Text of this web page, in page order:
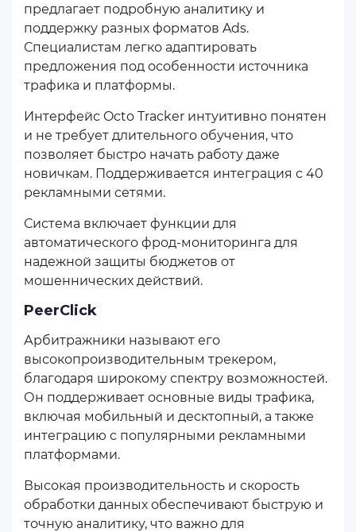
предлагает подробную аналитику и
поддержку разных форматов Ads.
Специалистам легко адаптировать
предложения под особенности источника
трафика и платформы.
Интерфейс Octo Tracker интуитивно понятен
и не требует длительного обучения, что
позволяет быстро начать работу даже
новичкам. Поддерживается интеграция с 40
рекламными сетями.
Система включает функции для
автоматического фрод-мониторинга для
надежной защиты бюджетов от
мошеннических действий.
PeerClick
Арбитражники называют его
высокопроизводительным трекером,
благодаря широкому спектру возможностей.
Он поддерживает основные виды трафика,
включая мобильный и десктопный, а также
интеграцию с популярными рекламными
платформами.
Высокая производительность и скорость
обработки данных обеспечивают быструю и
точную аналитику, что важно для